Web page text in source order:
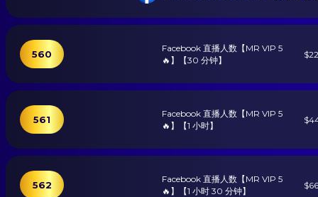
560
Facebook 直播人数【MR VIP 5
🔥】【30 分钟】
561
Facebook 直播人数【MR VIP 5
🔥】【1 小时】
562
Facebook 直播人数【MR VIP 5
🔥】【1 小时 30 分钟】